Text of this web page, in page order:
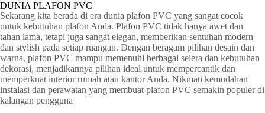
DUNIA PLAFON PVC
Sekarang kita berada di era dunia plafon PVC yang sangat cocok
untuk kebutuhan plafon Anda. Plafon PVC tidak hanya awet dan
tahan lama, tetapi juga sangat elegan, memberikan sentuhan modern
dan stylish pada setiap ruangan. Dengan beragam pilihan desain dan
warna, plafon PVC mampu memenuhi berbagai selera dan kebutuhan
dekorasi, menjadikannya pilihan ideal untuk mempercantik dan
memperkuat interior rumah atau kantor Anda. Nikmati kemudahan
instalasi dan perawatan yang membuat plafon PVC semakin populer di
kalangan pengguna